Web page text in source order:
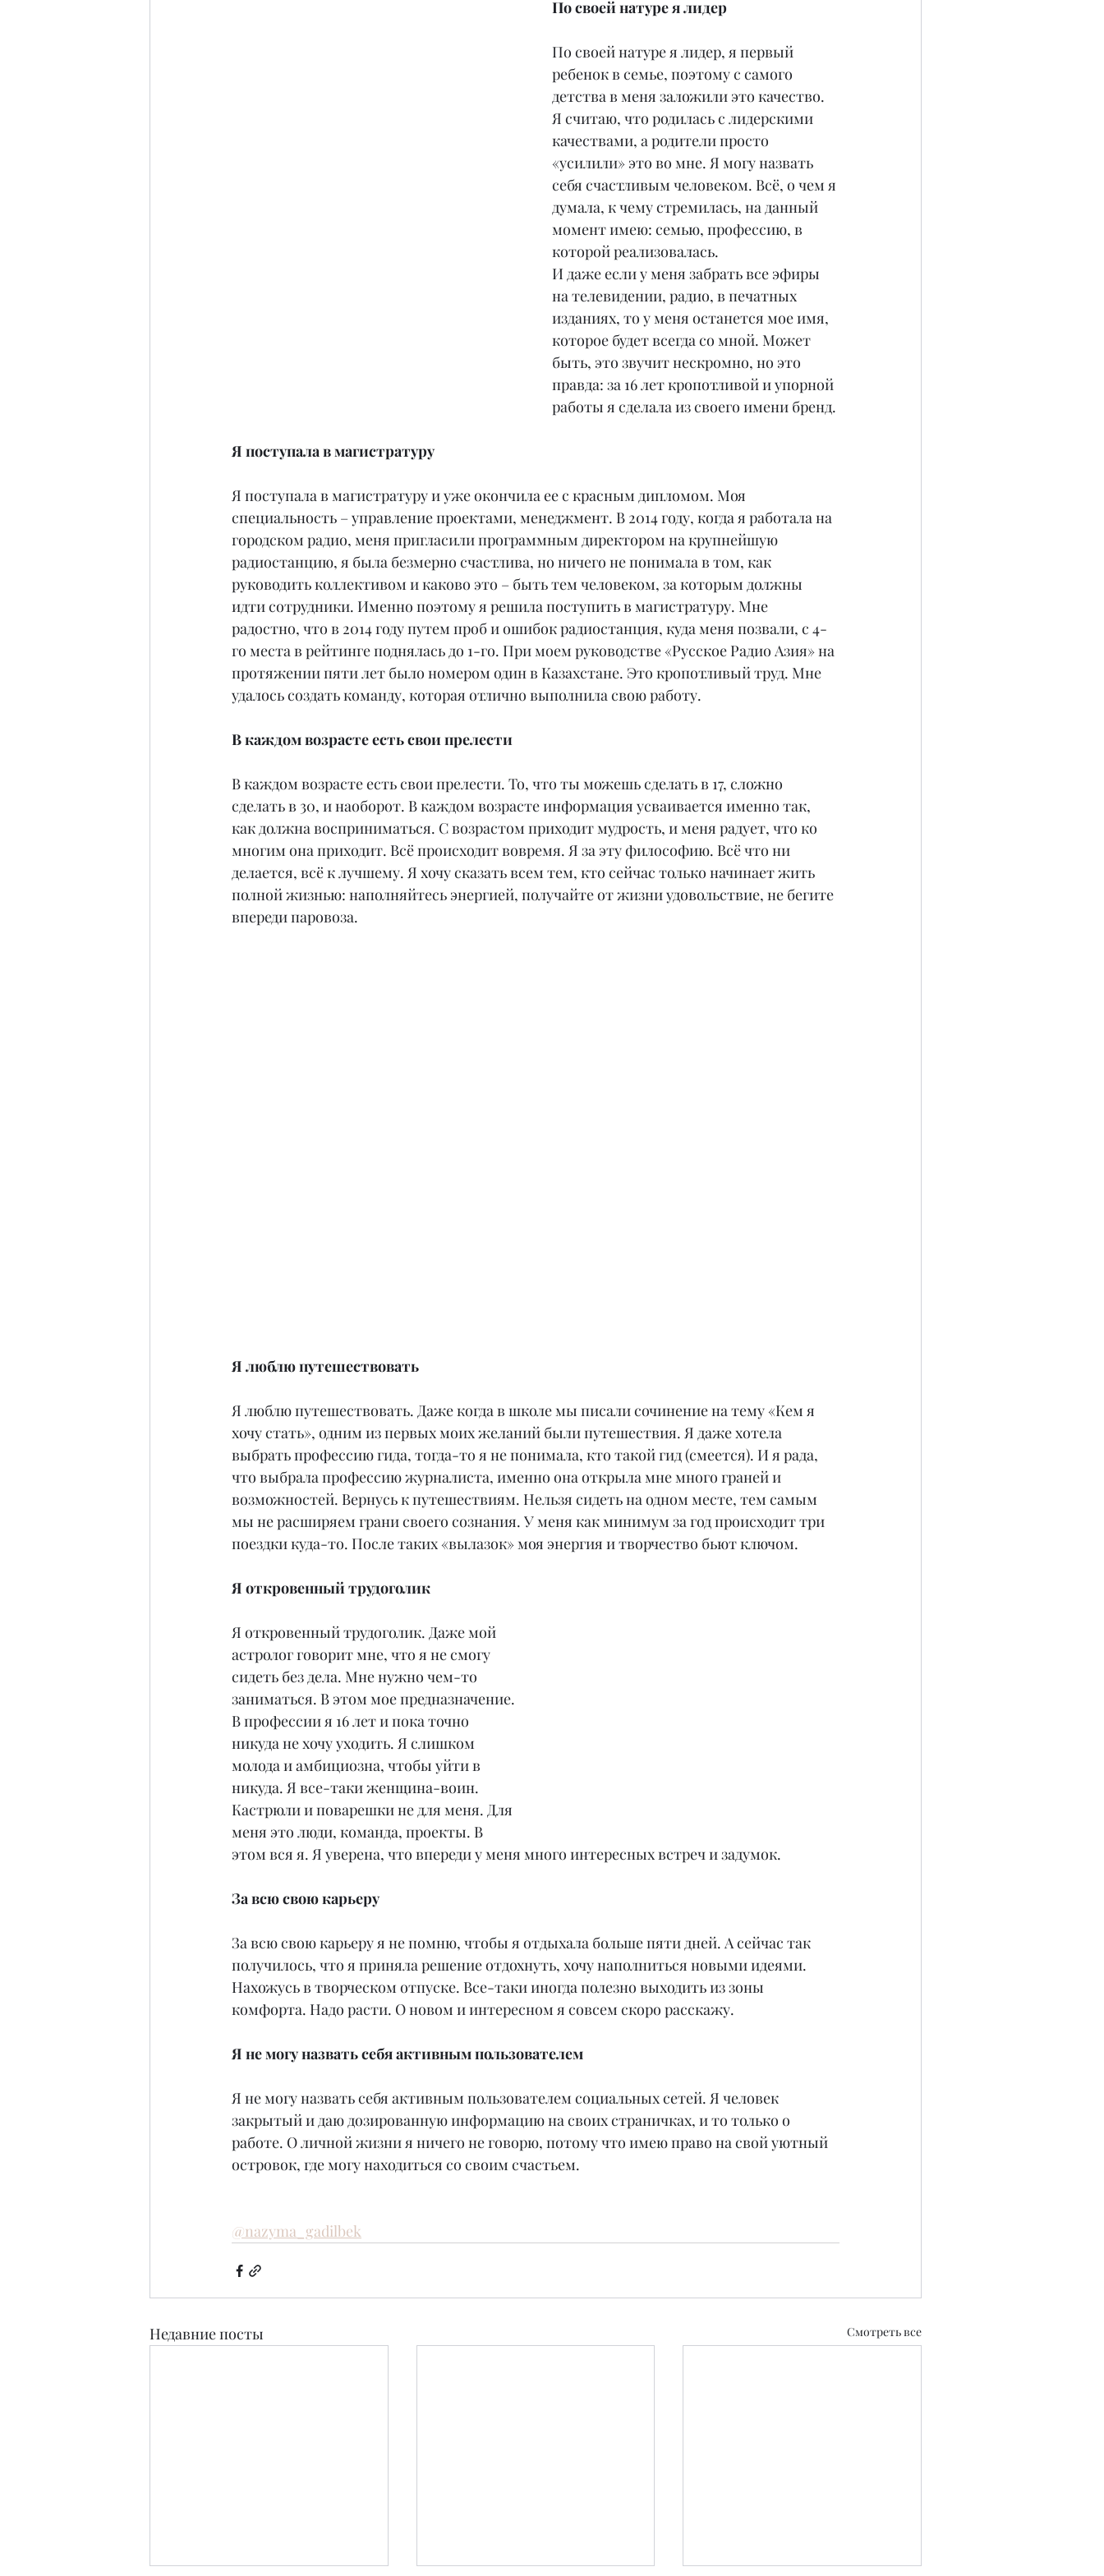
По своей натуре я лидер
По своей натуре я лидер, я первый
ребенок в семье, поэтому с самого
детства в меня заложили это качество.
Я считаю, что родилась с лидерскими
качествами, а родители просто
«усилили» это во мне. Я могу назвать
себя счастливым человеком. Всё, о чем я
думала, к чему стремилась, на данный
момент имею: семью, профессию, в
которой реализовалась.
И даже если у меня забрать все эфиры
на телевидении, радио, в печатных
изданиях, то у меня останется мое имя,
которое будет всегда со мной. Может
быть, это звучит нескромно, но это
правда: за 16 лет кропотливой и упорной
работы я сделала из своего имени бренд.
Я поступала в магистратуру
Я поступала в магистратуру и уже окончила ее с красным дипломом. Моя
специальность – управление проектами, менеджмент. В 2014 году, когда я работала на
городском радио, меня пригласили программным директором на крупнейшую
радиостанцию, я была безмерно счастлива, но ничего не понимала в том, как
руководить коллективом и каково это – быть тем человеком, за которым должны
идти сотрудники. Именно поэтому я решила поступить в магистратуру. Мне
радостно, что в 2014 году путем проб и ошибок радиостанция, куда меня позвали, с 4-
го места в рейтинге поднялась до 1-го. При моем руководстве «Русское Радио Азия» на
протяжении пяти лет было номером один в Казахстане. Это кропотливый труд. Мне
удалось создать команду, которая отлично выполнила свою работу.
В каждом возрасте есть свои прелести
В каждом возрасте есть свои прелести. То, что ты можешь сделать в 17, сложно
сделать в 30, и наоборот. В каждом возрасте информация усваивается именно так,
как должна восприниматься. С возрастом приходит мудрость, и меня радует, что ко
многим она приходит. Всё происходит вовремя. Я за эту философию. Всё что ни
делается, всё к лучшему. Я хочу сказать всем тем, кто сейчас только начинает жить
полной жизнью: наполняйтесь энергией, получайте от жизни удовольствие, не бегите
впереди паровоза.
Я люблю путешествовать
Я люблю путешествовать. Даже когда в школе мы писали сочинение на тему «Кем я
хочу стать», одним из первых моих желаний были путешествия. Я даже хотела
выбрать профессию гида, тогда-то я не понимала, кто такой гид (смеется). И я рада,
что выбрала профессию журналиста, именно она открыла мне много граней и
возможностей. Вернусь к путешествиям. Нельзя сидеть на одном месте, тем самым
мы не расширяем грани своего сознания. У меня как минимум за год происходит три
поездки куда-то. После таких «вылазок» моя энергия и творчество бьют ключом.
Я откровенный трудоголик
Я откровенный трудоголик. Даже мой
астролог говорит мне, что я не смогу
сидеть без дела. Мне нужно чем-то
заниматься. В этом мое предназначение.
В профессии я 16 лет и пока точно
никуда не хочу уходить. Я слишком
молода и амбициозна, чтобы уйти в
никуда. Я все-таки женщина-воин.
Кастрюли и поварешки не для меня. Для
меня это люди, команда, проекты. В
этом вся я. Я уверена, что впереди у меня много интересных встреч и задумок.
За всю свою карьеру
За всю свою карьеру я не помню, чтобы я отдыхала больше пяти дней. А сейчас так
получилось, что я приняла решение отдохнуть, хочу наполниться новыми идеями.
Нахожусь в творческом отпуске. Все-таки иногда полезно выходить из зоны
комфорта. Надо расти. О новом и интересном я совсем скоро расскажу.
Я не могу назвать себя активным пользователем
Я не могу назвать себя активным пользователем социальных сетей. Я человек
закрытый и даю дозированную информацию на своих страничках, и то только о
работе. О личной жизни я ничего не говорю, потому что имею право на свой уютный
островок, где могу находиться со своим счастьем.
@nazyma_gadilbek
Недавние посты Смотреть все